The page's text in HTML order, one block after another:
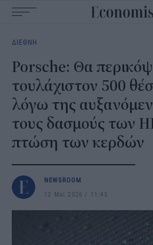
navigation
ΔΙΕΘΝΗ
Porsche: Θα
τουλάχιστον 500
λόγω της
τους δασμούς των
πτώση των κερδών
NEWSROOM
12 Μαΐ 2026
11:45